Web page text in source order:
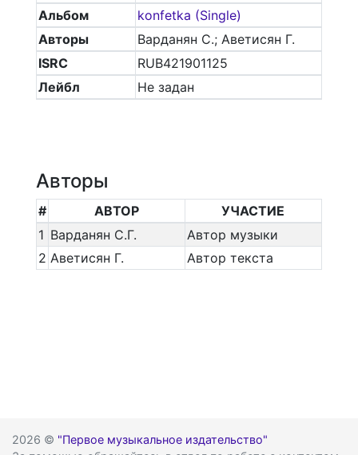
Альбом
konfetka (Single)
Авторы
Варданян С.; Аветисян Г.
ISRC
RUB421901125
Лейбл
Не задан
Авторы
# АВТОР
УЧАСТИЕ
1 Варданян С.Г.
Автор музыки
2 Аветисян Г. Автор текста
2026 © "Первое музыкальное издательство"